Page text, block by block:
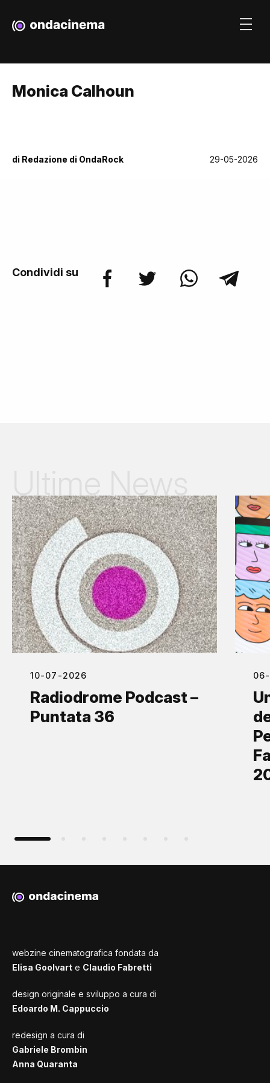
Monica Calhoun
di Redazione di OndaRock 29-05-2026
Condividi su
10-07-2026
Radiodrome Podcast –
Puntata 36
webzine cinematografica fondata da
Elisa Goolvart e Claudio Fabretti
design originale e sviluppo a cura di
Edoardo M. Cappuccio
redesign a cura di
Gabriele Brombin
Anna Quaranta